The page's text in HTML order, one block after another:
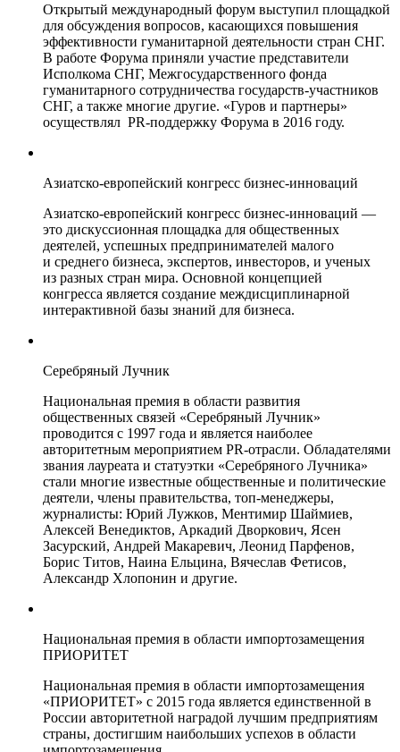
Открытый международный форум выступил площадкой
для обсуждения вопросов, касающихся повышения
эффективности гуманитарной деятельности стран СНГ.
В работе Форума приняли участие представители
Исполкома СНГ, Межгосударственного фонда
гуманитарного сотрудничества государств-участников
СНГ, а также многие другие. «Гуров и партнеры»
осуществлял PR-поддержку Форума в 2016 году.
Азиатско-европейский конгресс бизнес-инноваций
Азиатско-европейский конгресс бизнес-инноваций —
это дискуссионная площадка для общественных
деятелей, успешных предпринимателей малого
и среднего бизнеса, экспертов, инвесторов, и ученых
из разных стран мира. Основной концепцией
конгресса является создание междисциплинарной
интерактивной базы знаний для бизнеса.
Серебряный Лучник
Национальная премия в области развития
общественных связей «Серебряный Лучник»
проводится с 1997 года и является наиболее
авторитетным мероприятием PR-отрасли. Обладателями
звания лауреата и статуэтки «Серебряного Лучника»
стали многие известные общественные и политические
деятели, члены правительства, топ-менеджеры,
журналисты: Юрий Лужков, Ментимир Шаймиев,
Алексей Венедиктов, Аркадий Дворкович, Ясен
Засурский, Андрей Макаревич, Леонид Парфенов,
Борис Титов, Наина Ельцина, Вячеслав Фетисов,
Александр Хлопонин и другие.
Национальная премия в области импортозамещения
ПРИОРИТЕТ
Национальная премия в области импортозамещения
«ПРИОРИТЕТ» с 2015 года является единственной в
России авторитетной наградой лучшим предприятиям
страны, достигшим наибольших успехов в области